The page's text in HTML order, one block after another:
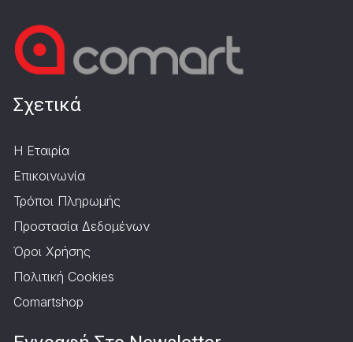
Σχετικά
Η Εταιρία
Επικοινωνία
Τρόποι Πληρωμής
Προστασία Δεδομένων
Όροι Χρήσης
Πολιτική Cookies
Comartshop